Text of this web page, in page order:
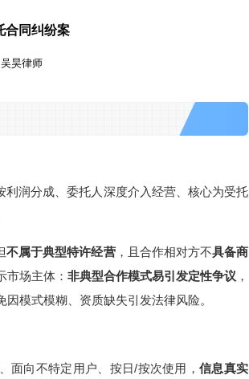
合同纠纷案
昊律师
润分成、委托人深度介入经营、核心为受托
不属于典型特许经营，且合作相对方不具备商
市场主体： 非典型合作模式易引发定性争议 ，
因模式模糊、资质缺失引发法律风险。
面向不特定用户、按日/按次使用，信息真实